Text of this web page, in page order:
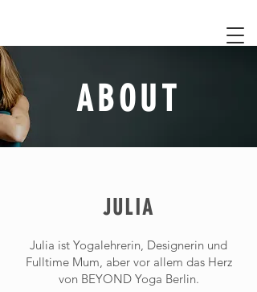
ABOUT
JULIA
Julia ist Yogalehrerin, Designerin und
Fulltime Mum, aber vor allem das Herz
von BEYOND Yoga Berlin.